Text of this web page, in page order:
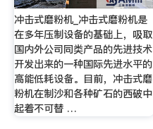
冲击式磨粉机_冲击式磨粉机是
在多年压制设备的基础上，吸取
国内外公司同类产品的先进技术
开发出来的一种国际先进水平的
高能低耗设备。目前，冲击式磨
粉机在制沙和各种矿石的西破中
起着不可替 …